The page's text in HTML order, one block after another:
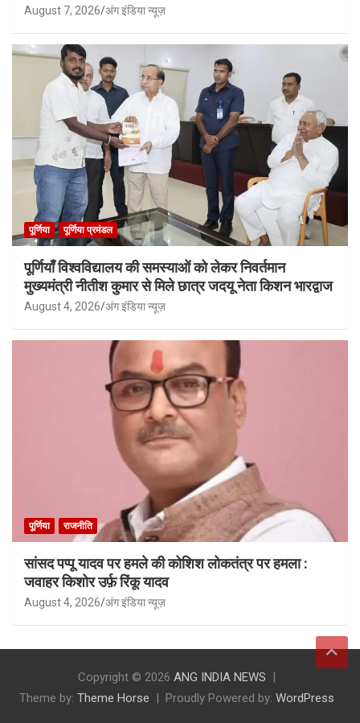
August 7, 2026 अंग इंडिया न्यूज़
पूर्णिया पूर्णिया प्रमंडल
पूर्णियाँ विश्वविद्यालय की समस्याओं को लेकर निवर्तमान
मुख्यमंत्री नीतीश कुमार से मिले छात्र जदयू नेता किशन भारद्वाज
August 4, 2026 अंग इंडिया न्यूज़
पूर्णिया राजनीति
सांसद पप्पू यादव पर हमले की कोशिश लोकतंत्र पर हमला :
जवाहर किशोर उर्फ़ रिंकू यादव
August 4, 2026 अंग इंडिया न्यूज़
Copyright © 2026 ANG INDIA NEWS
Theme by: Theme Horse Proudly Powered by: WordPress